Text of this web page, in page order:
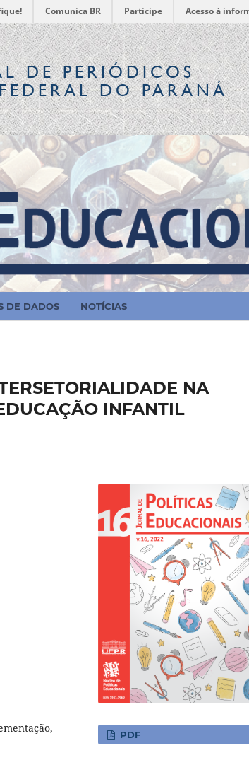
Comunica BR Participe Acesso à
DE PERIÓDICOS
DO PARANÁ
DE DADOS NOTÍCIAS
NA
INFANTIL
PDF